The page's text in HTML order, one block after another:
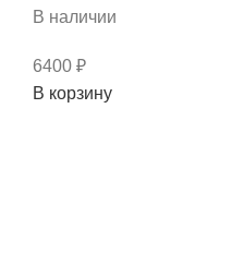
В наличии
6400 ₽
Количество
В корзину